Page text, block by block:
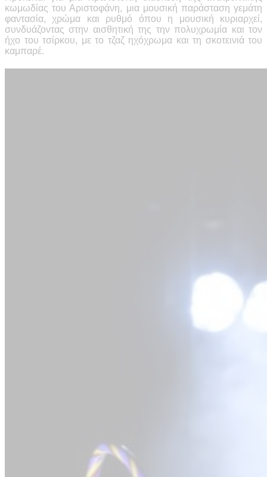
κωμωδίας του Αριστοφάνη, μια μουσική παράσταση γεμάτη
φαντασία, χρώμα και ρυθμό όπου η μουσική κυριαρχεί,
συνδυάζοντας στην αισθητική της την πολυχρωμία και τον
ήχο του τσίρκου, με το τζαζ ηχόχρωμα και τη σκοτεινιά του
καμπαρέ.